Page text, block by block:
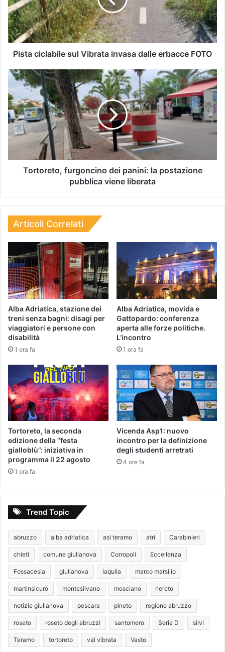
Pista ciclabile sul Vibrata invasa dalle erbacce FOTO
Tortoreto, furgoncino dei panini: la postazione
pubblica viene liberata
Articoli Correlati
Alba Adriatica, stazione dei
treni senza bagni: disagi per
viaggiatori e persone con
disabilità
1 ora fa
Alba Adriatica, movida e
Gattopardo: conferenza
aperta alle forze politiche.
L’incontro
1 ora fa
Tortoreto, la seconda
edizione della “festa
gialloblù”: iniziativa in
programma il 22 agosto
1 ora fa
Vicenda Asp1: nuovo
incontro per la definizione
degli studenti arretrati
4 ore fa
Trend Topic
abruzzo alba adriatica asl teramo atri Carabinieri
chieti comune giulianova Corropoli Eccellenza
Fossacesia giulianova laquila marco marsilio
martinsicuro montesilvano mosciano nereto
notizie giulianova pescara pineto regione abruzzo
roseto roseto degli abruzzi santomero Serie D silvi
Teramo tortoreto val vibrata Vasto